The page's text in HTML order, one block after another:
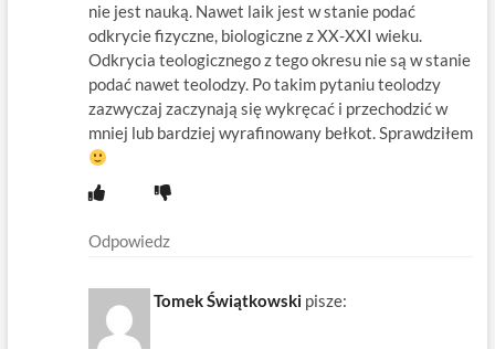
nie jest nauką. Nawet laik jest w stanie podać
odkrycie fizyczne, biologiczne z XX-XXI wieku.
Odkrycia teologicznego z tego okresu nie są w stanie
podać nawet teolodzy. Po takim pytaniu teolodzy
zazwyczaj zaczynają się wykręcać i przechodzić w
mniej lub bardziej wyrafinowany bełkot. Sprawdziłem
Odpowiedz
Tomek Świątkowski pisze: